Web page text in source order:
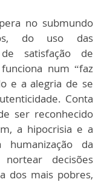
no submundo
do uso das
satisfação de
num “faz
e a alegria de se
Conta
ser reconhecido
a hipocrisia e a
humanização da
decisões
dos mais pobres,